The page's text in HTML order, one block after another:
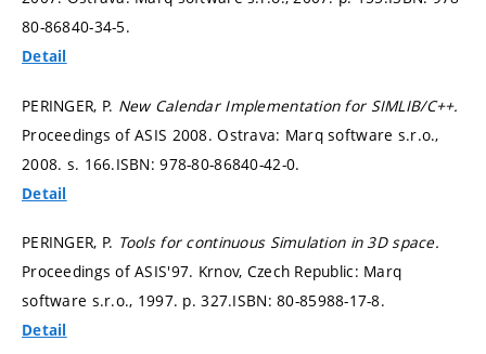
80-86840-34-5.
Detail
PERINGER, P. New Calendar Implementation for SIMLIB/C++.
Proceedings of ASIS 2008. Ostrava: Marq software s.r.o.,
2008. s. 166.ISBN: 978-80-86840-42-0.
Detail
PERINGER, P. Tools for continuous Simulation in 3D space.
Proceedings of ASIS'97. Krnov, Czech Republic: Marq
software s.r.o., 1997. p. 327.ISBN: 80-85988-17-8.
Detail